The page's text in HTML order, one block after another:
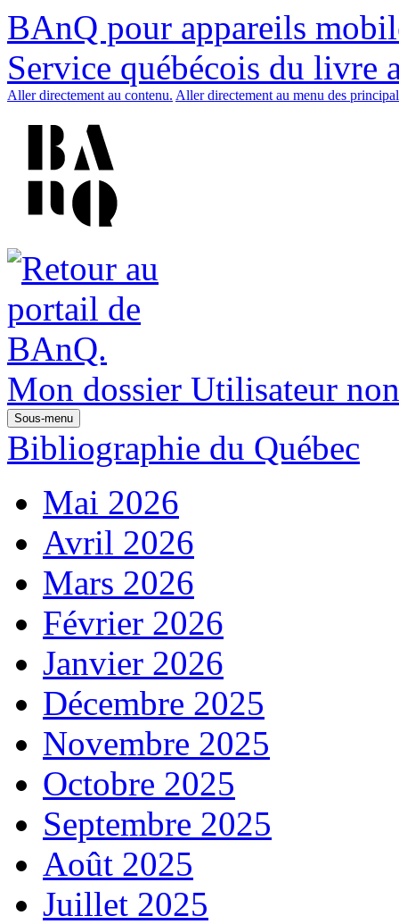
BAnQ pour appareils
Service québécois du livre
Aller directement au contenu. Aller directement au menu des
Mon dossier Utilisateur
Sous-menu
Bibliographie du Québec
Mai 2026
Avril 2026
Mars 2026
Février 2026
Janvier 2026
Décembre 2025
Novembre 2025
Octobre 2025
Septembre 2025
Août 2025
Juillet 2025